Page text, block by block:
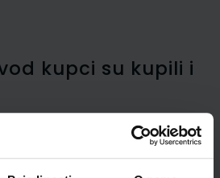
kupci su kupili i